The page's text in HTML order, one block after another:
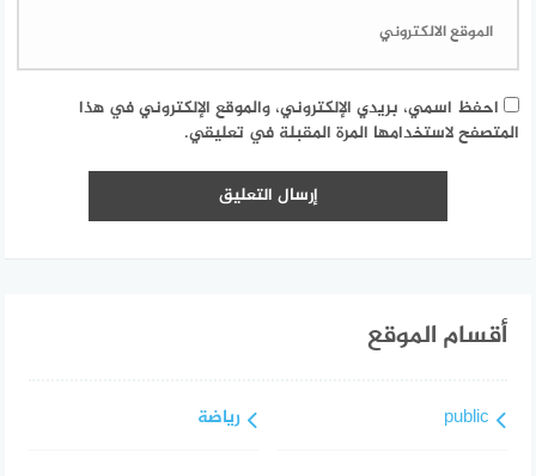
احفظ اسمي، بريدي الإلكتروني، والموقع الإلكتروني في هذا
المتصفح لاستخدامها المرة المقبلة في تعليقي.
أقسام الموقع
public رياضة